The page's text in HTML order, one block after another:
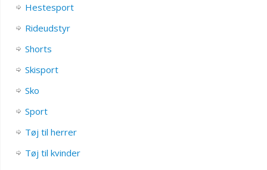
Hestesport
Rideudstyr
Shorts
Skisport
Sko
Sport
Tøj til herrer
Tøj til kvinder